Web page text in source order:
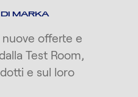
MARKA
offerte e
Test Room,
e sul loro